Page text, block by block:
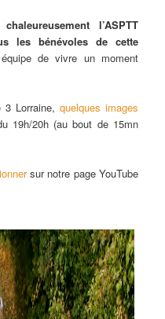
l’ASPTT
les bénévoles de cette
de vivre un moment
Lorraine, quelques images
19h/20h (au bout de 15mn
sur notre page YouTube